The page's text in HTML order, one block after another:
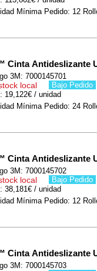
Mínima Pedido: 12
Cinta Antideslizante
3M: 7000145701
local
Bajo Pedido
19,122€ / unidad
Mínima Pedido: 24
Cinta Antideslizante
3M: 7000145702
local
Bajo Pedido
38,181€ / unidad
Mínima Pedido: 12
Cinta Antideslizante
3M: 7000145703